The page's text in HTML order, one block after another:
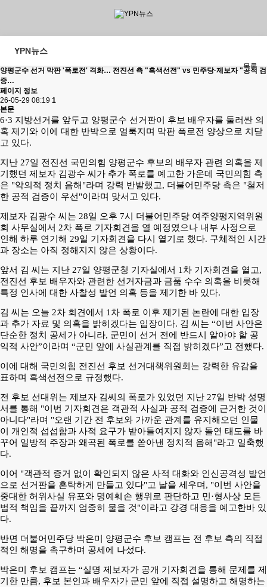
YPN뉴스
목록
양평군수 선거 막판 '폭로전' 격화… 전진선 측 "흑색선전" vs 민주당·제보자 "공적 검
증…
페이지 정보
26-05-29 08:19 1
본문
6·3 지방선거를 앞두고 양평군수 선거판이 후보 배우자를 둘러싼 의
혹 제기와 이에 대한 반박으로 얼룩지며 막판 폭로전 양상으로 치닫
고 있다.
지난 27일 전진선 국민의힘 양평군수 후보의 배우자 관련 의혹을 제
기했던 제보자 김광수 씨가 추가 폭로를 예고한 가운데 국민의힘 측
은 "악의적 정치 음해"라며 강력 반발했고, 더불어민주당 측은 "철저
한 공적 검증이 우선"이라며 맞서고 있다.
제보자 김광수 씨는 28일 오후 7시 더불어민주당 여주양평지역위원
회 사무실에서 2차 폭로 기자회견을 열 예정였으나 내부 사정으로
인해 하루 연기해 29일 기자회견을 다시 열기로 했다. 구체적인 시간
과 장소는 아직 정해지지 않은 상황이다.
앞서 김 씨는 지난 27일 양평군청 기자실에서 1차 기자회견을 열고,
전진선 후보 배우자와 관련한 선거자금과 금품 수수 의혹을 비롯해
특정 인사에 대한 사찰성 발언 의혹 등을 제기한 바 있다.
김 씨는 오늘 2차 회견에서 1차 폭로 이후 제기된 논란에 대한 입장
과 추가 자료 및 의혹을 밝히겠다는 입장이다. 김 씨는 “이번 사안은
단순한 정치 공세가 아니라, 군민이 선거 전에 반드시 알아야 할 공
익적 사안”이라며 “군민 앞에 사실관계를 직접 밝히겠다”고 전했다.
이에 대해 국민의힘 전진선 후보 선거대책위원회는 강력한 유감을
표하며 흑색선전으로 규정했다.
전 후보 선대위는 제보자 김씨의 폭로가 있었던 지난 27일 반박 성명
서를 통해 "이번 기자회견은 객관적 사실과 공적 검증에 근거한 것이
아니다"라며 "오랜 기간 전 후보와 가까운 관계를 유지해오던 인물
이 개인적 섭섭함과 사적 요구가 받아들여지지 않자 돌연 태도를 바
꾸어 일방적 주장과 왜곡된 폭로를 쏟아낸 정치적 음해"라고 일축했
다.
이어 "객관적 증거 없이 확인되지 않은 사적 대화와 인신공격성 발언
으로 선거판을 혼탁하게 만들고 있다"고 날을 세우며, "이번 사안을
중대한 허위사실 유포와 명예훼손 행위로 판단하고 민·형사상 모든
법적 책임을 끝까지 엄중히 물을 것"이라고 강경 대응을 예고한바 있
다.
반면 더불어민주당 박은미 양평군수 후보 캠프는 전 후보 측의 직접
적인 해명을 촉구하며 공세에 나섰다.
박은미 후보 캠프는 “실명 제보자가 공개 기자회견을 통해 문제를 제
기한 만큼, 후보 본인과 배우자가 군민 앞에 직접 설명하고 해명하는